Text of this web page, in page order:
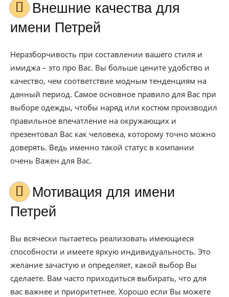
Внешние качества для
имени Петрей
Неразборчивость при составлении вашего стиля и
имиджа – это про Вас. Вы больше цените удобство и
качество, чем соответствие модным тенденциям на
данный период. Самое основное правило для Вас при
выборе одежды, чтобы наряд или костюм производил
правильное впечатление на окружающих и
презентовал Вас как человека, которому точно можно
доверять. Ведь именно такой статус в компании
очень Важен для Вас.
Мотивация для имени
Петрей
Вы всячески пытаетесь реализовать имеющиеся
способности и имеете яркую индивидуальность. Это
желание зачастую и определяет, какой выбор Вы
сделаете. Вам часто приходиться выбирать, что для
вас важнее и приоритетнее. Хорошо если Вы можете